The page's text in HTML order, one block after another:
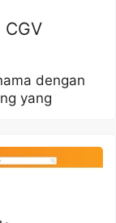
dengan
yang